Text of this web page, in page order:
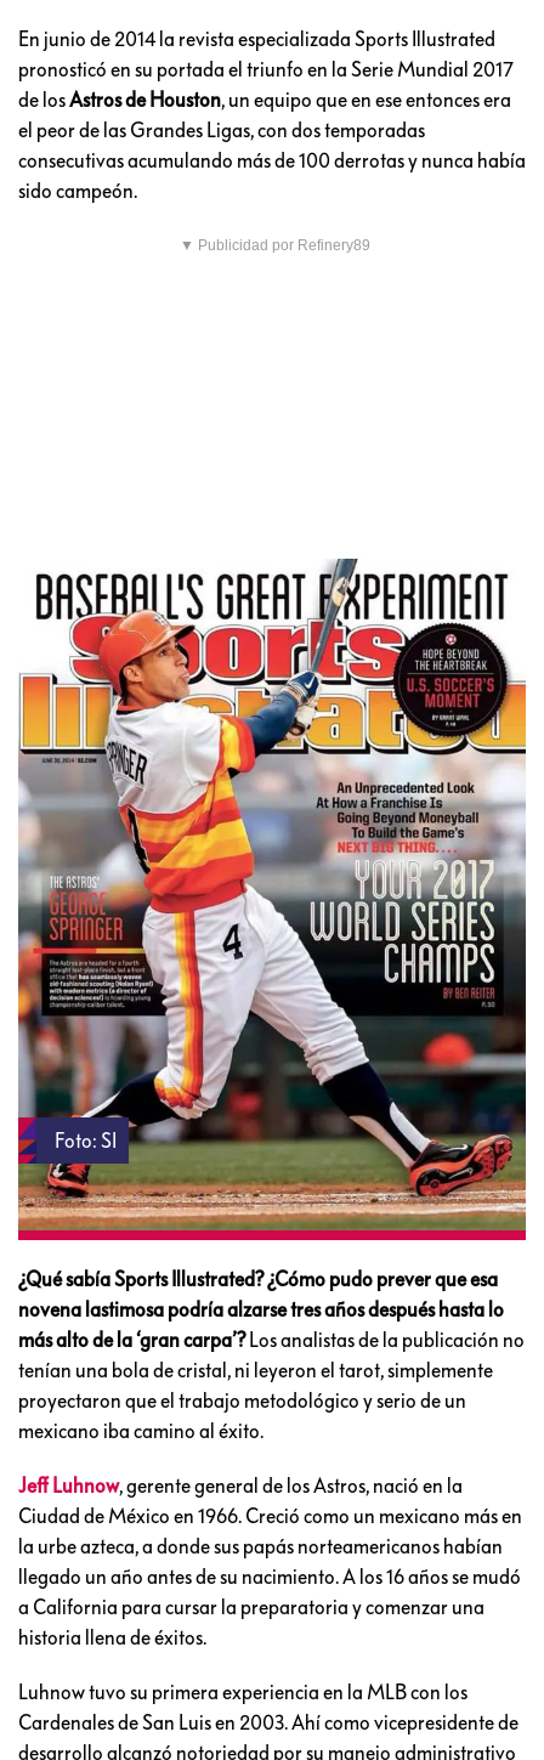
En junio de 2014 la revista especializada Sports Illustrated
pronosticó en su portada el triunfo en la Serie Mundial 2017
de losAstros de Houston, un equipo que en ese entonces era
el peor de las Grandes Ligas, con dos temporadas
consecutivas acumulando más de 100 derrotas y nunca había
sido campeón.
▼ Publicidad por Refinery89
Foto: SI
¿Qué sabía Sports Illustrated? ¿Cómo pudo prever que esa
novena lastimosa podría alzarse tres años después hasta lo
más alto de la ‘gran carpa’?Los analistas de la publicación no
tenían una bola de cristal, ni leyeron el tarot, simplemente
proyectaron que el trabajo metodológico y serio de un
mexicano iba camino al éxito.
Jeff Luhnow, gerente general de los Astros, nació en la
Ciudad de México en 1966. Creció como un mexicano más en
la urbe azteca, a donde sus papás norteamericanos habían
llegado un año antes de su nacimiento. A los 16 años se mudó
a California para cursar la preparatoria y comenzar una
historia llena de éxitos.
Luhnow tuvo su primera experiencia en la MLB con los
Cardenales de San Luis en 2003. Ahí como vicepresidente de
desarrollo alcanzó notoriedad por su manejo administrativo